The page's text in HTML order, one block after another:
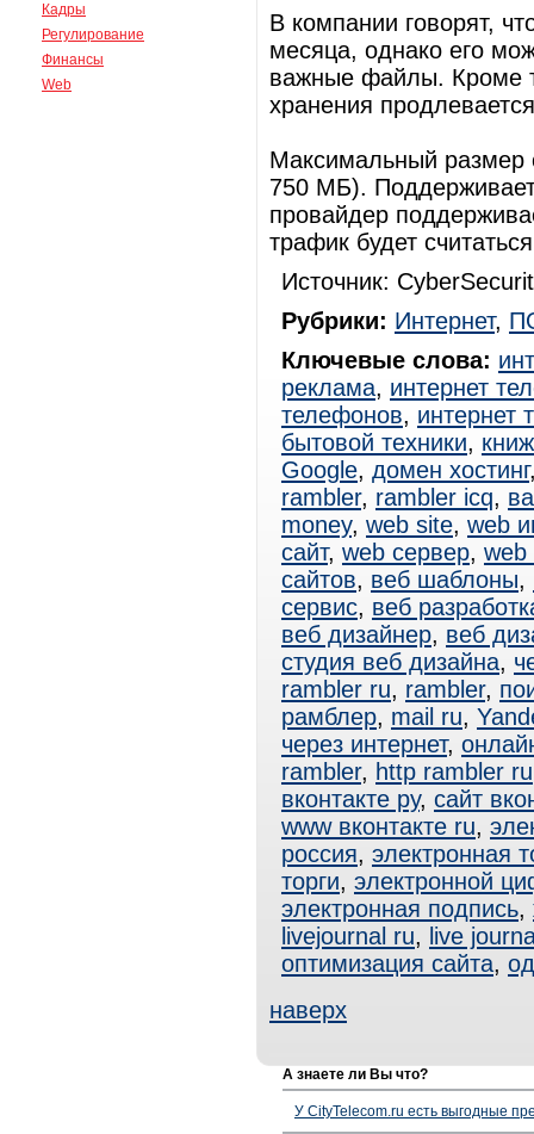
Кадры
Регулирование
Финансы
Web
В компании говорят,
месяца, однако его
важные файлы. Кроме
хранения
Максимальный размер
750 МБ).
провайдер
трафик будет
Источник:
Рубрики: Интернет,
Ключевые слова:
реклама, интернет
телефонов, интернет
бытовой техники,
Google, домен хостинг
rambler, rambler icq,
money, web site, web
сайт, web сервер, web
сайтов, веб шаблоны,
сервис, веб
веб дизайнер, веб
студия веб дизайна,
rambler ru, rambler,
рамблер, mail ru,
через интернет,
rambler, http rambler ru
вконтакте ру, сайт
www вконтакте ru,
россия, электронная
торги, электронной
электронная подпись,
livejournal ru, live
оптимизация сайта,
наверх
А знаете ли Вы что?
У CityTelecom.ru есть выгодные